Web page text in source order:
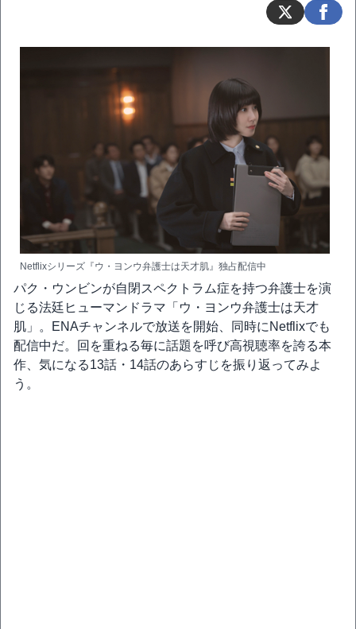
Netflixシリーズ『ウ・ヨンウ弁護士は天才肌』独占配信中
パク・ウンビンが自閉スペクトラム症を持つ弁護士を演
じる法廷ヒューマンドラマ「ウ・ヨンウ弁護士は天才
肌」。ENAチャンネルで放送を開始、同時にNetflixでも
配信中だ。回を重ねる毎に話題を呼び高視聴率を誇る本
作、気になる13話・14話のあらすじを振り返ってみよ
う。